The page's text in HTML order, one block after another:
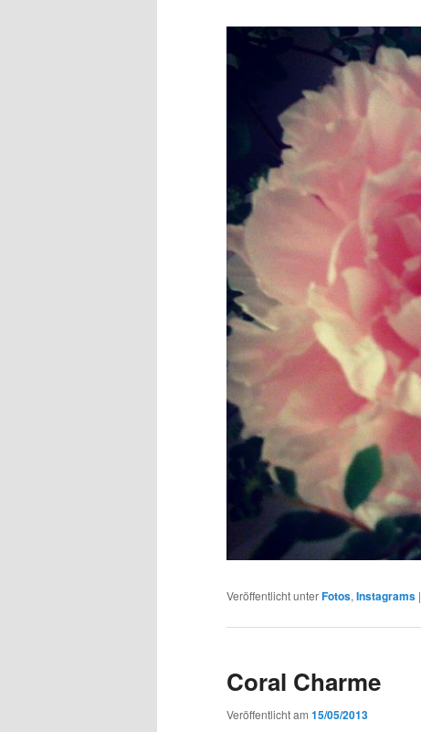
Veröffentlicht unterFotos, Instagrams |
Coral Charme
Veröffentlicht am 15/05/2013